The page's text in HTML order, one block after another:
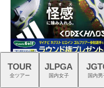
ネクストヒロイン選手とラ
ンドできるチャンス！詳し
TOUR
全ツアー
JLPGA
国内女子 国内男